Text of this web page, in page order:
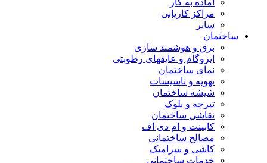
آماده به کار
مراکز کاریابی
سایر
ساختمان
برق و هوشمند سازی
ایزوگام و عایقهای رطوبتی
نمای ساختمان
تهویه و تاسیسات
شیشه ساختمان
تیرچه و بلوک
نقاشی ساختمان
کابینت و ام دی اف
مصالح ساختمانی
کاشی و سرامیک
خدمات ساختمانی